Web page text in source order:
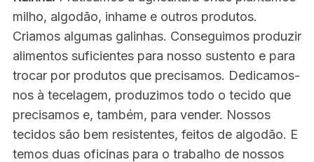
milho, algodão, inhame e outros produtos.
Criamos algumas galinhas. Conseguimos produzir
alimentos suficientes para nosso sustento e para
trocar por produtos que precisamos. Dedicamos-
nos à tecelagem, produzimos todo o tecido que
precisamos e, também, para vender. Nossos
tecidos são bem resistentes, feitos de algodão. E
temos duas oficinas para o trabalho de nossos